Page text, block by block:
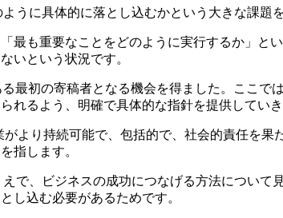
うに具体的に落とし込むかという大きな課題
も重要なことをどのように実行するか」と
いという状況です。
最初の寄稿者となる機会を得ました。ここ
れるよう、明確で具体的な指針を提供していき
より持続可能で、包括的で、社会的責任を
指します。
で、ビジネスの成功につなげる方法について
し込む必要があるためです。